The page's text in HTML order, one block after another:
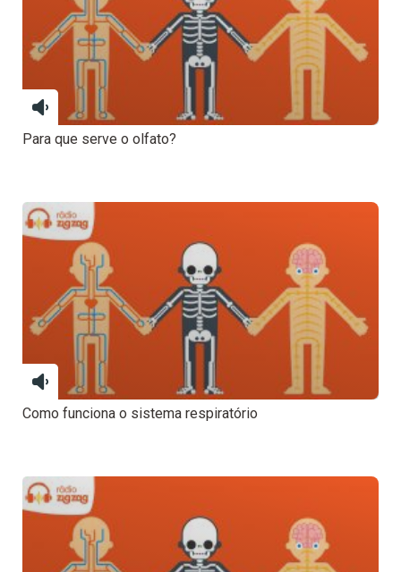
Para que serve o olfato?
Como funciona o sistema respiratório